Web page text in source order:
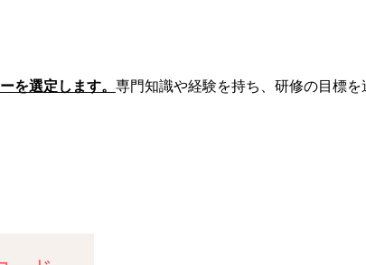
を選定します。 専門知識や経験を持ち、研修の目標